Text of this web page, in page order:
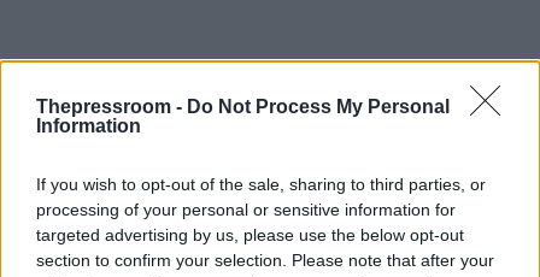
Thepressroom - Do Not Process My Personal
Information
If you wish to opt-out of the sale, sharing to third parties, or
processing of your personal or sensitive information for
targeted advertising by us, please use the below opt-out
section to confirm your selection. Please note that after your
Επιπλέον, το περιβαλλοντικό τέλος που θα
τα έσοδα θα εισπράττονται από την Ανεξάρτητη
Αρχή Δημοσίων Εσόδων και στη συνέχεια θα
αποδίδονται στον ΕΟΑΝ. Υποχρεωτική καθίσταται
και η αποτύπωση επί της πλαστικής σακούλας